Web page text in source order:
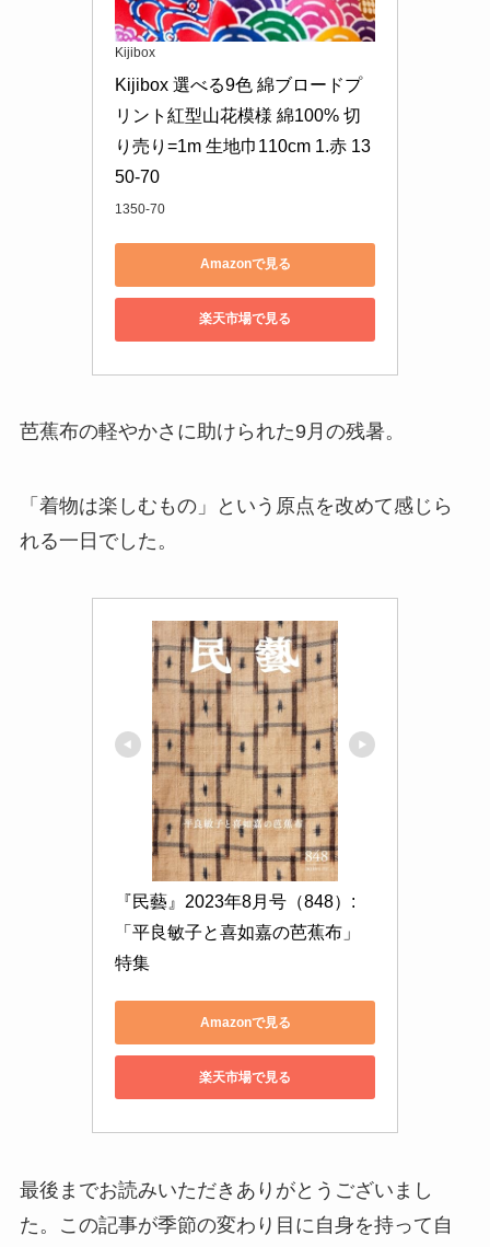
Kijibox
Kijibox 選べる9色 綿ブロードプ
リント紅型山花模様 綿100% 切
り売り=1m 生地巾110cm 1.赤 13
50-70
1350-70
Amazonで見る
楽天市場で見る
芭蕉布の軽やかさに助けられた9月の残暑。
「着物は楽しむもの」という原点を改めて感じら
れる一日でした。
『民藝』2023年8月号（848）:
「平良敏子と喜如嘉の芭蕉布」
特集
Amazonで見る
楽天市場で見る
最後までお読みいただきありがとうございまし
た。この記事が季節の変わり目に自身を持って自